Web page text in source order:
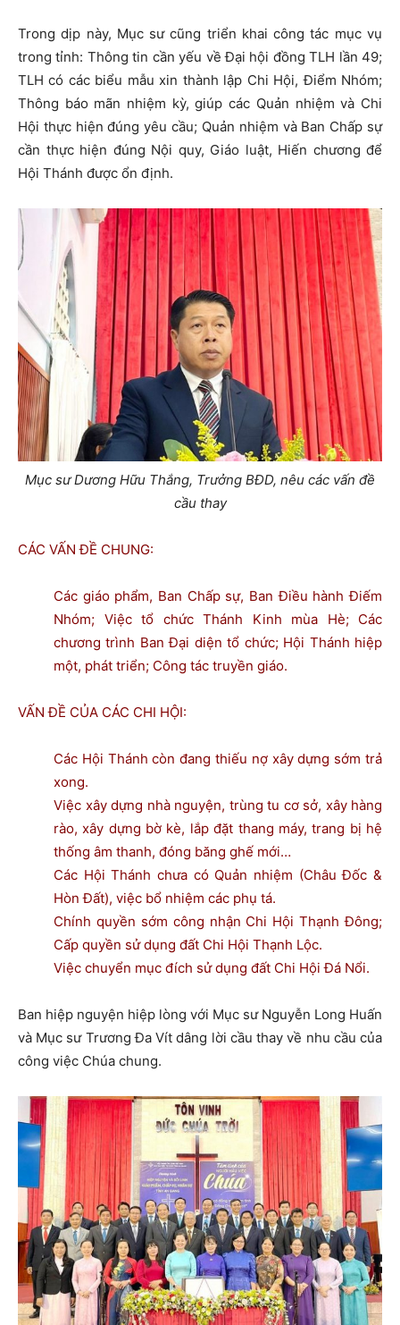
Trong dịp này, Mục sư cũng triển khai công tác mục vụ
trong tỉnh: Thông tin cần yếu về Đại hội đồng TLH lần 49;
TLH có các biểu mẫu xin thành lập Chi Hội, Điểm Nhóm;
Thông báo mãn nhiệm kỳ, giúp các Quản nhiệm và Chi
Hội thực hiện đúng yêu cầu; Quản nhiệm và Ban Chấp sự
cần thực hiện đúng Nội quy, Giáo luật, Hiến chương để
Hội Thánh được ổn định.
Mục sư Dương Hữu Thắng, Trưởng BĐD, nêu các vấn đề
cầu thay
CÁC VẤN ĐỀ CHUNG:
Các giáo phẩm, Ban Chấp sự, Ban Điều hành Điếm
Nhóm; Việc tổ chức Thánh Kinh mùa Hè; Các
chương trình Ban Đại diện tổ chức; Hội Thánh hiệp
một, phát triển; Công tác truyền giáo.
VẤN ĐỀ CỦA CÁC CHI HỘI:
Các Hội Thánh còn đang thiếu nợ xây dựng sớm trả
xong.
Việc xây dựng nhà nguyện, trùng tu cơ sở, xây hàng
rào, xây dựng bờ kè, lắp đặt thang máy, trang bị hệ
thống âm thanh, đóng băng ghế mới…
Các Hội Thánh chưa có Quản nhiệm (Châu Đốc &
Hòn Đất), việc bổ nhiệm các phụ tá.
Chính quyền sớm công nhận Chi Hội Thạnh Đông;
Cấp quyền sử dụng đất Chi Hội Thạnh Lộc.
Việc chuyển mục đích sử dụng đất Chi Hội Đá Nổi.
Ban hiệp nguyện hiệp lòng với Mục sư Nguyễn Long Huấn
và Mục sư Trương Đa Vít dâng lời cầu thay về nhu cầu của
công việc Chúa chung.